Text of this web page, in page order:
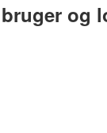
og